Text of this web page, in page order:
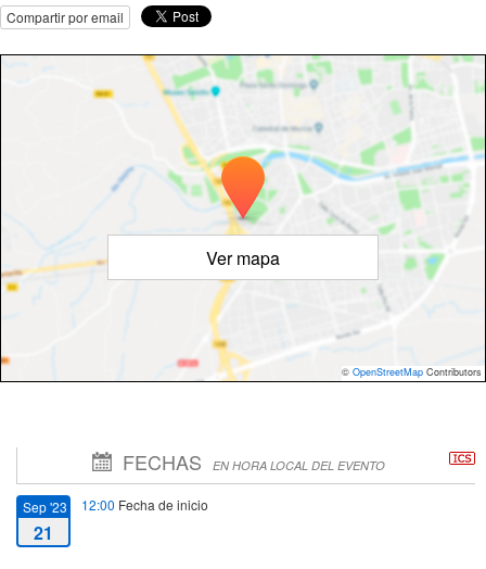
Compartir por email
Ver mapa
© OpenStreetMap Contributors
FECHAS EN HORA LOCAL DEL EVENTO
Sep '23
21
12:00 Fecha de inicio